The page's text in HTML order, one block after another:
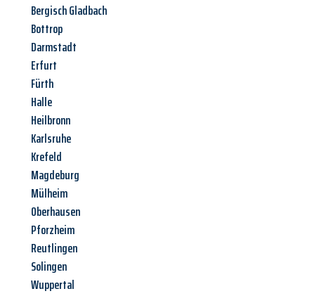
Bergisch Gladbach
Bottrop
Darmstadt
Erfurt
Fürth
Halle
Heilbronn
Karlsruhe
Krefeld
Magdeburg
Mülheim
Oberhausen
Pforzheim
Reutlingen
Solingen
Wuppertal